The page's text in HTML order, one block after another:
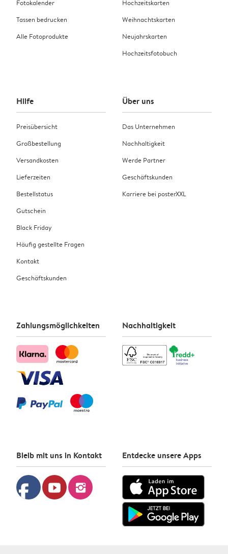
Fotokalender
Tassen bedrucken
Alle Fotoprodukte
Hochzeitskarten
Weihnachtskarten
Neujahrskarten
Hochzeitsfotobuch
Hilfe
Preisübersicht
Großbestellung
Versandkosten
Lieferzeiten
Bestellstatus
Gutschein
Black Friday
Häufig gestellte Fragen
Kontakt
Geschäftskunden
Über uns
Das Unternehmen
Nachhaltigkeit
Werde Partner
Geschäftskunden
Karriere bei posterXXL
Zahlungsmöglichkeiten Nachhaltigkeit
Bleib mit uns in Kontakt
facebook youtube instagram
Entdecke unsere Apps